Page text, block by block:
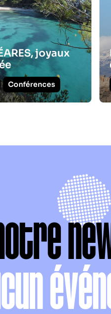
joyaux
Conférences